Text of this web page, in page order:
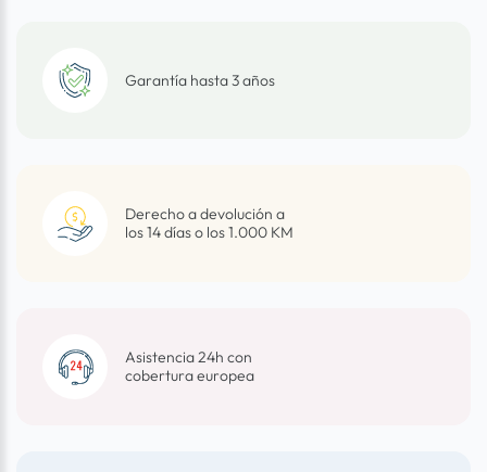
Garantía hasta 3 años
Derecho a devolución a
los 14 días o los 1.000 KM
Asistencia 24h con
cobertura europea